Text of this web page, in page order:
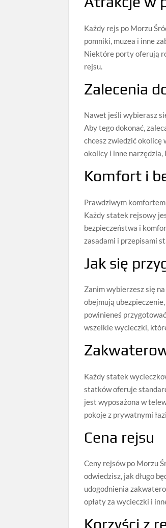
Każdy rejs po Morzu
pomniki, muzea i inne
Niektóre porty oferują
rejsu.
Zalecenia
Nawet jeśli wybierasz
Aby tego dokonać,
chcesz zwiedzić okolicę
okolicy i inne narzędzia,
Komfort i
Prawdziwym komfortem
Każdy statek rejsowy
bezpieczeństwa i
zasadami i przepisami
Jak się
Zanim wybierzesz się
obejmują
powinieneś
wszelkie wycieczki,
Każdy statek
statków oferuje
jest wyposażona w
pokoje z prywatnymi
Cena rejsu
Ceny rejsów po Morzu
odwiedzisz, jak długo
udogodnienia
opłaty za wycieczki i
Korzyści z